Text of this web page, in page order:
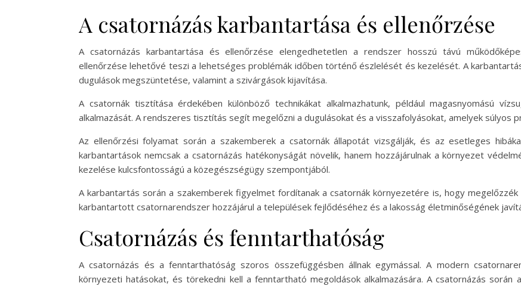
A csatornázás karbantartása és ellenőrzése
A csatornázás karbantartása és ellenőrzése elengedhetetlen a rendszer hosszú távú
ellenőrzése lehetővé teszi a lehetséges problémák időben történő észlelését és kezelését. A
dugulások megszüntetése, valamint a szivárgások kijavítása.
A csatornák tisztítása érdekében különböző technikákat alkalmazhatunk, például magasnyomású
alkalmazását. A rendszeres tisztítás segít megelőzni a dugulásokat és a visszafolyásokat, amelyek súlyos
Az ellenőrzési folyamat során a szakemberek a csatornák állapotát vizsgálják, és az esetleges
karbantartások nemcsak a csatornázás hatékonyságát növelik, hanem hozzájárulnak a környezet
kezelése kulcsfontosságú a közegészségügy szempontjából.
A karbantartás során a szakemberek figyelmet fordítanak a csatornák környezetére is, hogy
karbantartott csatornarendszer hozzájárul a települések fejlődéséhez és a lakosság életminőségének
Csatornázás és fenntarthatóság
A csatornázás és a fenntarthatóság szoros összefüggésben állnak egymással. A modern
környezeti hatásokat, és törekedni kell a fenntartható megoldások alkalmazására. A csatornázás során